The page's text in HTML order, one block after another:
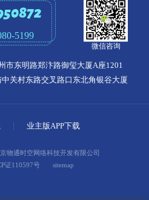
5199
微信咨询
市东明路郑汴路御玺大厦A座1201
关村东路交叉路口东北角银谷大厦
业主版APP下载
物通时空网络科技开发有限公司
号 sitemap